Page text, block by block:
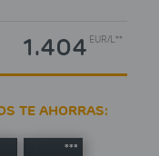
1.404EUR/L**
TE AHORRAS:
***